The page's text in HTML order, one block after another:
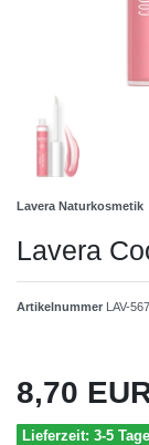
Lavera Naturkosmetik
Lavera
Artikelnummer LAV-
8,70
Lieferzeit: 3-5